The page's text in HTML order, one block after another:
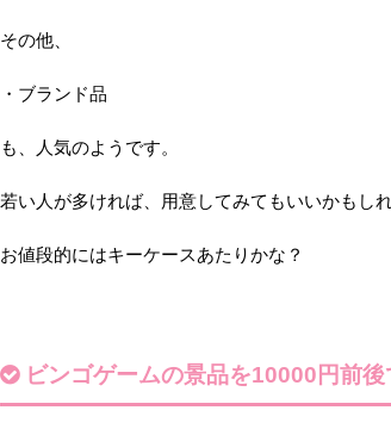
その他、
・ブランド品
も、人気のようです。
若い人が多ければ、用意してみてもいいかもし
お値段的にはキーケースあたりかな？
ビンゴゲームの景品を10000円前後